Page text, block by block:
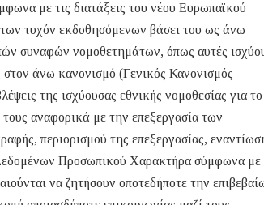
με τις διατάξεις του νέου Ευρωπαϊκού
τυχόν εκδοθησόμενων βάσει του ως άνω
συναφών νομοθετημάτων, όπως αυτές
άνω κανονισμό (Γενικός Κανονισμός
της ισχύουσας εθνικής νομοθεσίας για το
αναφορικά με την επεξεργασία των
περιορισμού της επεξεργασίας,
Προσωπικού Χαρακτήρα σύμφωνα με
να ζητήσουν οποτεδήποτε την